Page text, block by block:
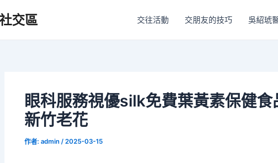
交區 交往活動 交朋友的技巧 吳紹琥
眼科服務視優silk免費葉黃素保健食
新竹老花
作者: admin / 2025-03-15